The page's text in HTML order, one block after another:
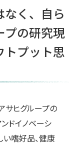
い
タ
で
き
す）
い
タ
で
き
す）
い
タ
で
き
す）
コ
ー
なく、自ら
プの研究現
プット思
サヒグループの
ドイノベーシ
い嗜好品、健康